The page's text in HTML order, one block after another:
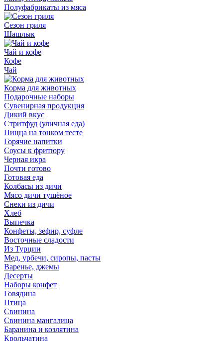
Полуфабрикаты из мяса
Сезон гриля
Шашлык
Чай и кофе
Кофе
Чай
Корма для животных
Подарочные наборы
Сувенирная продукция
Дикий вкус
Стритфуд (уличная еда)
Пицца на тонком тесте
Горячие напитки
Соусы к фритюру
Черная икра
Почти готово
Готовая еда
Колбасы из дичи
Мясо дичи тушёное
Снеки из дичи
Хлеб
Выпечка
Конфеты, зефир, суфле
Восточные сладости
Из Турции
Мед, урбечи, сиропы, пасты
Варенье, джемы
Десерты
Наборы конфет
Говядина
Птица
Свинина
Свинина мангалица
Баранина и козлятина
Крольчатина